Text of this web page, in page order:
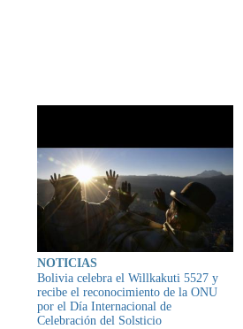
NOTICIAS
Bolivia celebra el Willkakuti 5527 y
recibe el reconocimiento de la ONU
por el Día Internacional de
Celebración del Solsticio